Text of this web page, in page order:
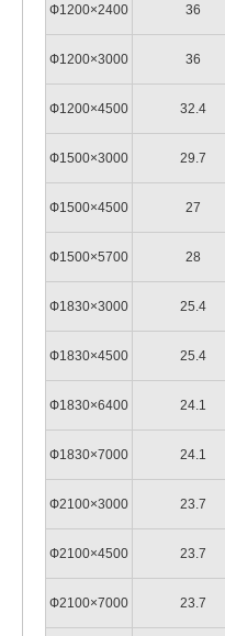
Ф1200×2400 36
Ф1200×3000 36
Ф1200×4500 32.4
Ф1500×3000 29.7
Ф1500×4500 27
Ф1500×5700 28
Ф1830×3000 25.4
Ф1830×4500 25.4
Ф1830×6400 24.1
Ф1830×7000 24.1
Ф2100×3000 23.7
Ф2100×4500 23.7
Ф2100×7000 23.7